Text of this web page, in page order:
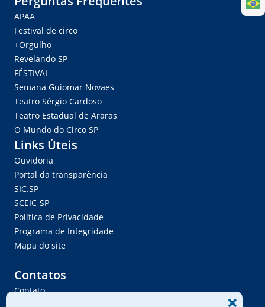
APAA
Festival de circo
+Orgulho
Revelando SP
FÉSTIVAL
Semana Guiomar Novaes
Teatro Sérgio Cardoso
Teatro Estadual de Araras
O Mundo do Circo SP
Links Úteis
Ouvidoria
Portal da transparência
SIC.SP
SCEIC-SP
Política de Privacidade
Programa de Integridade
Mapa do site
Contatos
Contato